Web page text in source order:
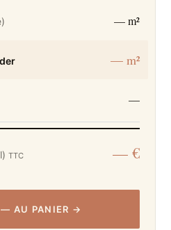
— m²
— m²
—
TTC — €
— AU PANIER →